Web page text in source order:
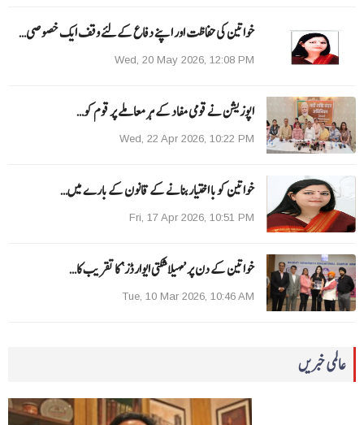
خواتین کی حفاظت اور اپنے دفاع کےلئے وقف ایک خصوصی…
Wed, 20 May 2026, 12:08 PM
اپوزیشن نے قومی مفاد کے ہر معاملے پر قوم کو…
Wed, 22 Apr 2026, 10:22 PM
خواتین کو با اختیار بنانے کے قانون کے بارے میں…
Fri, 17 Apr 2026, 10:51 PM
خواتین کے دن پر ’مہیلا شکتی ایوارڈز‘ کا تقریب کا…
Tue, 10 Mar 2026, 10:46 AM
عالمی خبریں